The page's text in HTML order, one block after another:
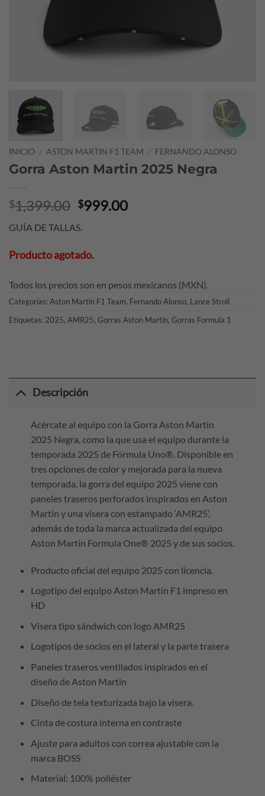
INICIO / ASTON MARTIN F1 TEAM / FERNANDO ALONSO
Gorra Aston Martin 2025 Negra
$1,399.00 Original
was:
$1,399.00.
$999.00Current
GUÍA DE TALLAS
Producto agotado.
Todos los precios son en pesos mexicanos (MXN).
Categorías: Aston Martin F1 Team, Fernando Alonso, Lance Stroll
Etiquetas: 2025, AMR25, Gorras Aston Martin, Gorras Formula 1
Descripción
Acércate al equipo con la Gorra Aston Martin
2025 Negra, como la que usa el equipo durante la
temporada 2025 de Fórmula Uno®. Disponible en
tres opciones de color y mejorada para la nueva
temporada, la gorra del equipo 2025 viene con
paneles traseros perforados inspirados en Aston
Martin y una visera con estampado ‘AMR25’,
además de toda la marca actualizada del equipo
Aston Martin Formula One® 2025 y de sus socios.
Producto oficial del equipo 2025 con licencia.
Logotipo del equipo Aston Martin F1 impreso en
HD
Visera tipo sándwich con logo AMR25
Logotipos de socios en el lateral y la parte trasera
Paneles traseros ventilados inspirados en el
diseño de Aston Martin
Diseño de tela texturizada bajo la visera.
Cinta de costura interna en contraste
Ajuste para adultos con correa ajustable con la
marca BOSS
Material: 100% poliéster